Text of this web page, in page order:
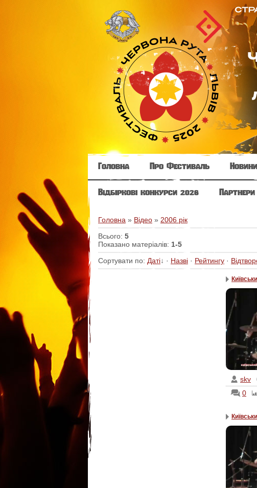
Головна Про Фестиваль Новини
Відбіркові конкурси 2026 Партнери
Головна » Відео » 2006 рік
Всього: 5
Показано матеріалів: 1-5
Сортувати по: Даті↓ · Назві · Рейтингу ·
skv
0